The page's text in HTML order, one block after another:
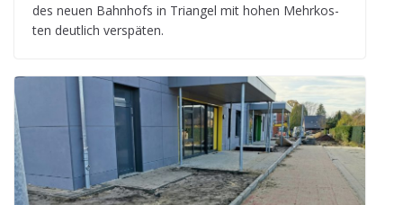
des neuen Bahn­hofs in Tri­an­gel mit hohen Mehr­kos­
ten deut­lich verspäten.